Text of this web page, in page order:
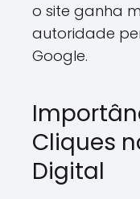
o site ganha
autoridade
Google.
Cliques
Digital